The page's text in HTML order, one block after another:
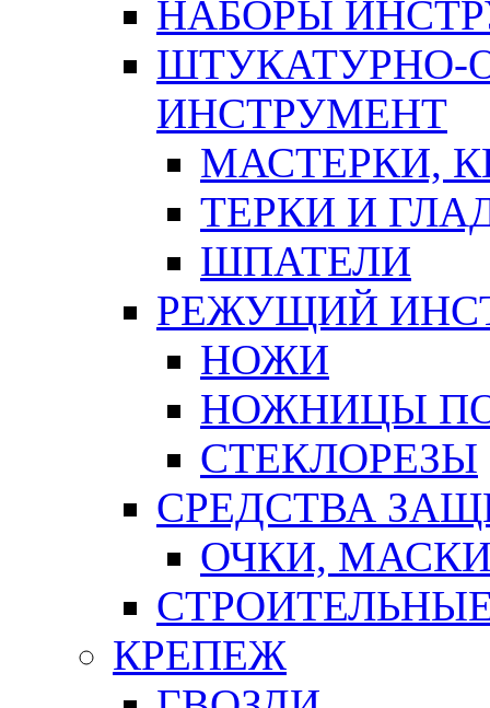
НАБОРЫ
ШТУКАТУРНО-
ИНСТРУМЕНТ
МАСТЕРКИ,
ТЕРКИ И
ШПАТЕЛИ
РЕЖУЩИЙ
НОЖИ
НОЖНИЦЫ
СТЕКЛОРЕЗЫ
СРЕДСТВА
ОЧКИ,
КРЕПЕЖ